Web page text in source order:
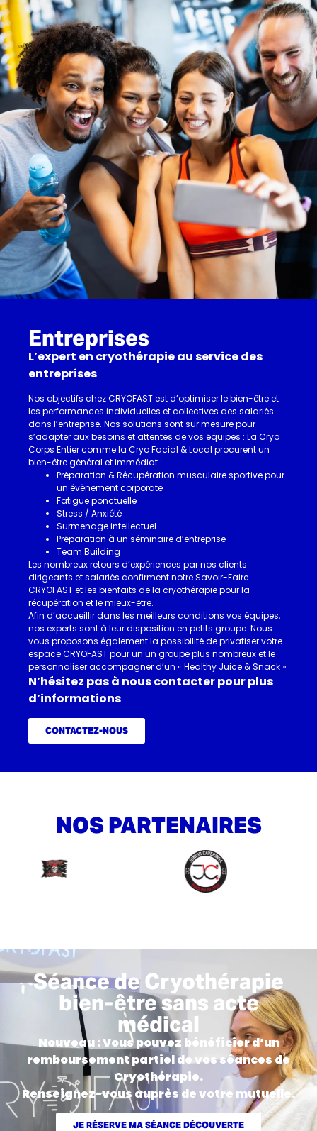
Entreprises
L’expert en cryothérapie au service des
entreprises
Nos objectifs chez CRYOFAST est d’optimiser le bien-être et
les performances individuelles et collectives des salariés
dans l’entreprise. Nos solutions sont sur mesure pour
s’adapter aux besoins et attentes de vos équipes : La Cryo
Corps Entier comme la Cryo Facial & Local procurent un
bien-être général et immédiat :
Préparation & Récupération musculaire sportive pour
un évènement corporate
Fatigue ponctuelle
Stress / Anxiété
Surmenage intellectuel
Préparation à un séminaire d’entreprise
Team Building
Les nombreux retours d’expériences par nos clients
dirigeants et salariés confirment notre Savoir-Faire
CRYOFAST et les bienfaits de la cryothérapie pour la
récupération et le mieux-être.
Afin d’accueillir dans les meilleurs conditions vos équipes,
nos experts sont à leur disposition en petits groupe. Nous
vous proposons également la possibilité de privatiser votre
espace CRYOFAST pour un un groupe plus nombreux et le
personnaliser accompagner d’un « Healthy Juice & Snack »
N’hésitez pas à nous contacter pour plus
d’informations
CONTACTEZ-NOUS
NOS PARTENAIRES
Séance de Cryothérapie
bien-être sans acte
médical
Nouveau : Vous pouvez bénéficier d’un
remboursement partiel de vos séances de
Cryothérapie.
Renseignez-vous auprès de votre mutuelle.
JE RÉSERVE MA SÉANCE DÉCOUVERTE